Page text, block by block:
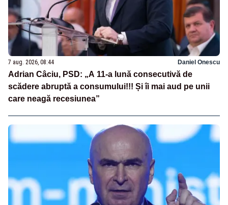
7 aug. 2026, 08:44 Daniel Onescu
Adrian Câciu, PSD: „A 11-a lună consecutivă de
scădere abruptă a consumului!!! Și îi mai aud pe unii
care neagă recesiunea”